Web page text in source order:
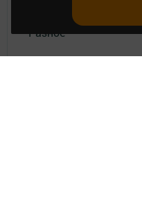
Разное